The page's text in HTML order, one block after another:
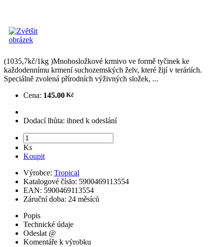
(1035,7kč/1kg )Mnohosložkové krmivo ve formě tyčinek ke
každodennímu krmení suchozemských želv, které žijí v teráriích.
Speciálně zvolená přírodních výživných složek, ...
Cena: 145.00
Dodací lhůta: ihned k odeslání
Ks
Koupit
Výrobce: Tropical
Katalogové číslo: 5900469113554
EAN: 5900469113554
Záruční doba: 24 měsíců
Popis
Technické údaje
Odeslat @
Komentáře k výrobku